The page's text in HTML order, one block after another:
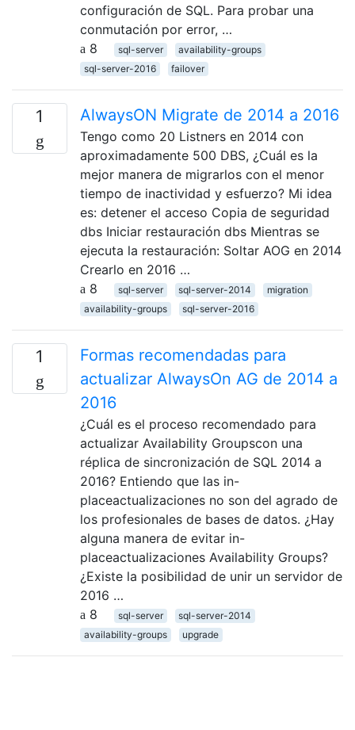
configuración de SQL. Para probar una
conmutación por error, …
8
sql-server
availability-groups
sql-server-2016
failover
1 AlwaysON Migrate de 2014 a 2016
Tengo como 20 Listners en 2014 con
aproximadamente 500 DBS, ¿Cuál es la
mejor manera de migrarlos con el menor
tiempo de inactividad y esfuerzo? Mi idea
es: detener el acceso Copia de seguridad
dbs Iniciar restauración dbs Mientras se
ejecuta la restauración: Soltar AOG en 2014
Crearlo en 2016 …
8
sql-server sql-server-2014
migration
availability-groups
sql-server-2016
1
Formas recomendadas para
actualizar AlwaysOn AG de 2014 a
2016
¿Cuál es el proceso recomendado para
actualizar Availability Groupscon una
réplica de sincronización de SQL 2014 a
2016? Entiendo que las in-
placeactualizaciones no son del agrado de
los profesionales de bases de datos. ¿Hay
alguna manera de evitar in-
placeactualizaciones Availability Groups?
¿Existe la posibilidad de unir un servidor de
2016 …
8
sql-server
sql-server-2014
availability-groups
upgrade